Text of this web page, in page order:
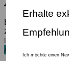
49,95
Enthält 20% MwSt.
zzgl. Versand
Lieferzeit: 🇦🇹 2-3
Angebot!
Erhalte
Ich möchte einen